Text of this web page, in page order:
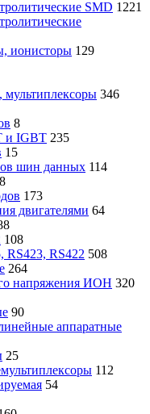
SMD 1221
ионисторы 129
346
8
и IGBT 235
15
шин данных 114
173
двигателями 64
108
RS423, RS422 508
264
напряжения ИОН 320
90
аппаратные
25
112
54